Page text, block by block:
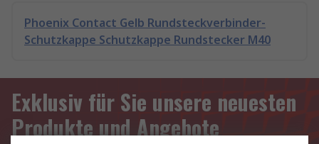
Phoenix Contact Gelb Rundsteckverbinder-
Schutzkappe Schutzkappe Rundstecker M40
Exklusiv für Sie unsere neuesten
Produkte und Angebote